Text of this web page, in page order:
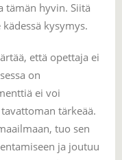
tämän hyvin. Siitä
kysymys.
että opettaja ei
on
ei voi
tärkeää.
tuo sen
ja joutuu